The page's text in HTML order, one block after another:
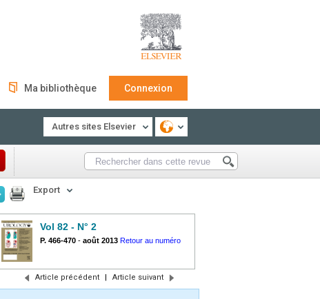
Ma bibliothèque Connexion
Autres sites Elsevier
Export
Vol 82 - N° 2
P. 466-470 - août 2013 Retour au numéro
Article précédent | Article suivant